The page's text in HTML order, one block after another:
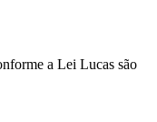
a Lei Lucas são